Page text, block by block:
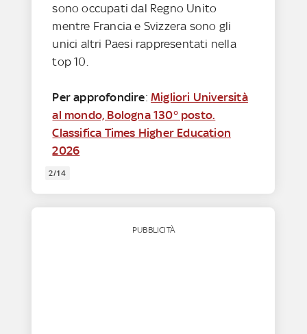
sono occupati dal Regno Unito
mentre Francia e Svizzera sono gli
unici altri Paesi rappresentati nella
top 10.
Per approfondire:Migliori Università
al mondo, Bologna 130° posto.
Classifica Times Higher Education
2026
2/14
PUBBLICITÀ